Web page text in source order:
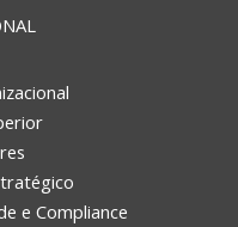
e Compliance